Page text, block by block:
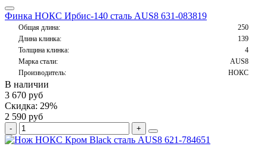
Финка НОКС Ирбис-140 сталь AUS8 631-083819
Общая длина:
250
Длина клинка:
139
Толщина клинка:
4
Марка стали:
AUS8
Производитель:
НОКС
В наличии
3 670 руб
Скидка: 29%
2 590 руб